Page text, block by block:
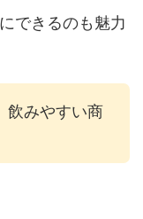
できるのも魅力
飲みやすい商